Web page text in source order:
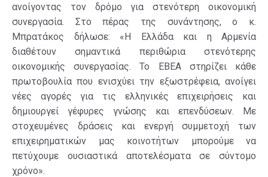
ανοίγοντας τον δρόμο για στενότερη οικονομική
συνεργασία. Στο πέρας της συνάντησης, ο κ.
Μπρατάκος δήλωσε: «Η Ελλάδα και η Αρμενία
διαθέτουν σημαντικά περιθώρια στενότερης
οικονομικής συνεργασίας. Το ΕΒΕΑ στηρίζει κάθε
πρωτοβουλία που ενισχύει την εξωστρέφεια, ανοίγει
νέες αγορές για τις ελληνικές επιχειρήσεις και
δημιουργεί γέφυρες γνώσης και επενδύσεων. Mε
στοχευμένες δράσεις και ενεργή συμμετοχή των
επιχειρηματικών μας κοινοτήτων μπορούμε να
πετύχουμε ουσιαστικά αποτελέσματα σε σύντομο
χρόνο».